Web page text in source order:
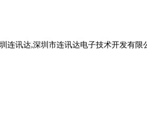
连讯达,深圳市连讯达电子技术开发有限